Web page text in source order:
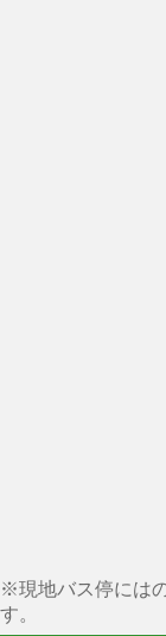
※現地バス停には
す。